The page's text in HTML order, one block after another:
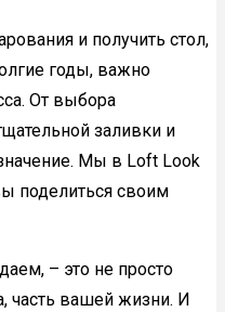
и получить стол,
годы, важно
От выбора
заливки и
Мы в Loft Look
поделиться своим
– это не просто
часть вашей жизни. И